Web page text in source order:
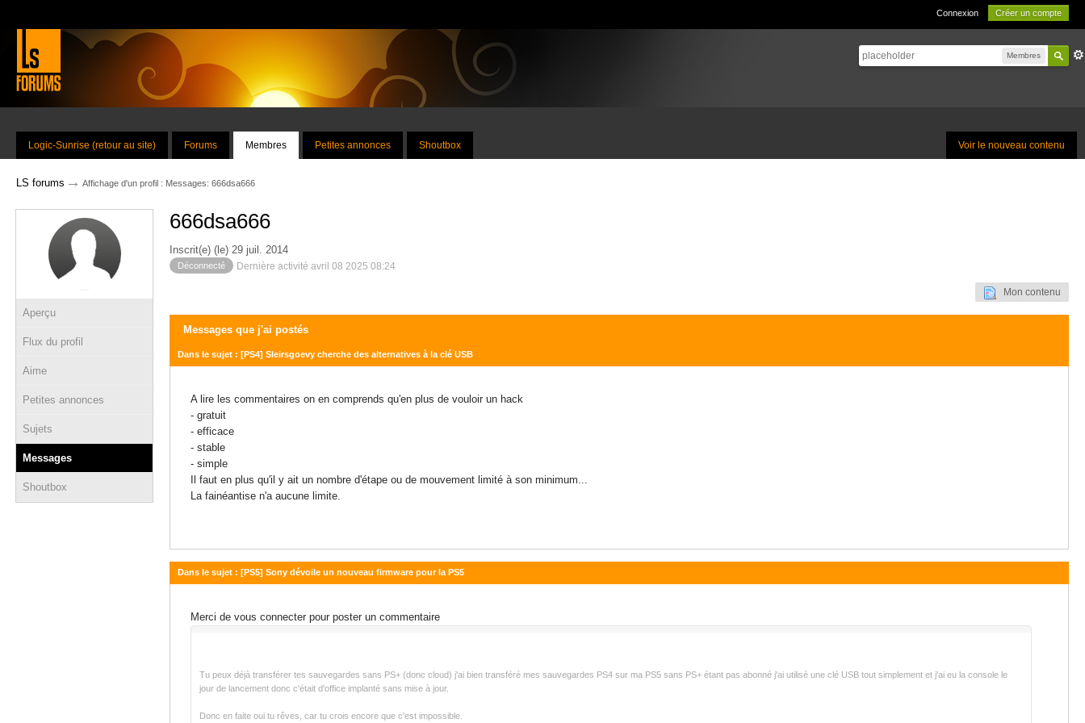
Connexion Créer un compte
Membres
Voir le nouveau contenu
Logic-Sunrise (retour au site) Forums Membres Petites annonces Shoutbox
LS forums → Affichage d'un profil : Messages: 666dsa666
Aperçu
Flux du profil
Aime
Petites annonces
Sujets
Messages
Shoutbox
666dsa666
Inscrit(e) (le) 29 juil. 2014
Déconnecté Dernière activité avril 08 2025 08:24
Mon contenu
Messages que j'ai postés
Dans le sujet : [PS4] Sleirsgoevy cherche des alternatives à la clé USB
A lire les commentaires on en comprends qu'en plus de vouloir un hack
- gratuit
- efficace
- stable
- simple
Il faut en plus qu'il y ait un nombre d'étape ou de mouvement limité à son minimum...
La fainéantise n'a aucune limite.
Dans le sujet : [PS5] Sony dévoile un nouveau firmware pour la PS5
Merci de vous connecter pour poster un commentaire
Tu peux déjà transférer tes sauvegardes sans PS+ (donc cloud) j'ai bien transféré mes sauvegardes PS4 sur ma PS5 sans PS+ étant pas abonné j'ai utilisé une clé USB tout simplement et j'ai eu la console le
jour de lancement donc c'était d'office implanté sans mise à jour.
Donc en faite oui tu rêves, car tu crois encore que c'est impossible.